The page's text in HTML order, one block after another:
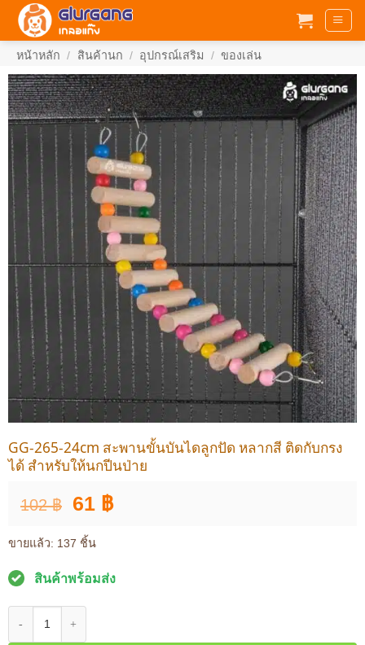
ข้าม
หน้าหลัก / สินค้านก / อุปกรณ์เสริม / ของเล่น
GG-265-24cm สะพานขั้นบันไดลูกปัด หลากสี ติดกับกรง
ได้ สำหรับให้นกปีนป่าย
102฿
Original
was:
61 ฿Current
ขายแล้ว: 137 ชิ้น
สินค้าพร้อมส่ง